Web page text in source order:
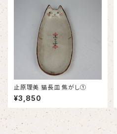
止原理美 猫長皿 焦がし①
¥3,850